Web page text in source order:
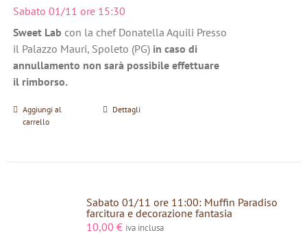
Sabato 01/11 ore 15:30
Sweet Lab con la chef Donatella Aquili Presso
il Palazzo Mauri, Spoleto (PG) in caso di
annullamento non sarà possibile effettuare
il rimborso.
Aggiungi al
carrello
Dettagli
Sabato 01/11 ore 11:00: Muffin Paradiso
farcitura e decorazione fantasia
10,00 € iva inclusa